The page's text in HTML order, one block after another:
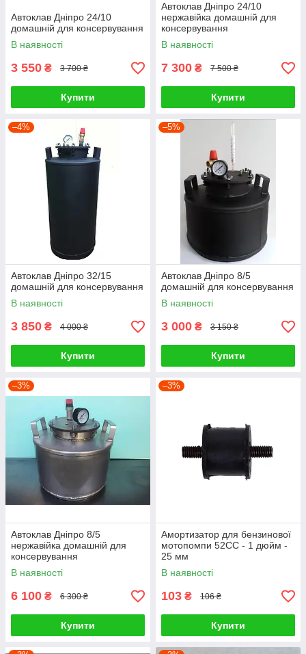
Автоклав Дніпро 24/10
домашній для консервування
В наявності
3 550 ₴ 3 700 ₴
Купити
Автоклав Дніпро 24/10
нержавійка домашній для
консервування
В наявності
7 300 ₴ 7 500 ₴
Купити
–4%
Автоклав Дніпро 32/15
домашній для консервування
В наявності
3 850 ₴ 4 000 ₴
Купити
–5%
Автоклав Дніпро 8/5
домашній для консервування
В наявності
3 000 ₴ 3 150 ₴
Купити
–3%
Автоклав Дніпро 8/5
нержавійка домашній для
консервування
В наявності
6 100 ₴ 6 300 ₴
Купити
–3%
Амортизатор для бензинової
мотопомпи 52СС - 1 дюйм -
25 мм
В наявності
103 ₴ 106 ₴
Купити